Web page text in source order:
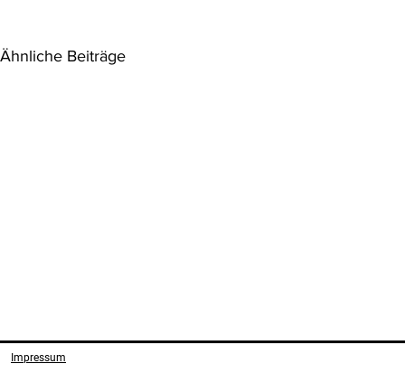
Ähnliche Beiträge
Aktuelle Judikatur
Aktuelle
Impressum